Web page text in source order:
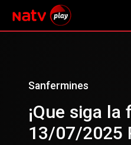
Sanfermines
¡Que siga la
13/07/2025